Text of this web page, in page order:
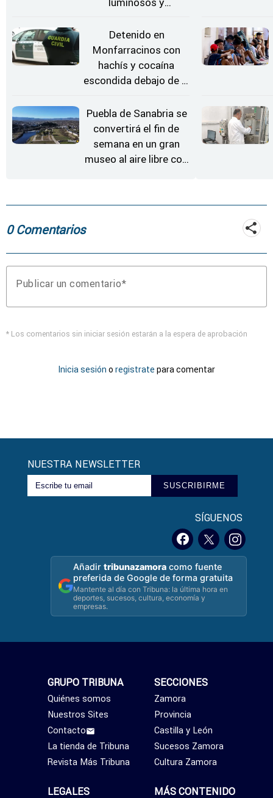
Estrellas
Detenido en
Monfarracinos con
hachís y cocaína
escondida debajo de la
coche
Puebla de Sanabria se
convertirá el fin de
semana en un gran
museo al aire libre con
0 Comentarios
Publicar un comentario
* Los comentarios sin iniciar sesión estarán a la espera de aprobación
Inicia sesión o registrate para comentar
NUESTRA NEWSLETTER
SUSCRIBIRME
SÍGUENOS
Añadirtribunazamora como fuente
preferida de Google de forma gratuita
Mantente al día con Tribuna: la última hora en
deportes, sucesos, cultura, economía y
empresas.
SECCIONES
Zamora
Provincia
Castilla y León
Sucesos Zamora
Cultura Zamora
MÁS CONTENIDO
GRUPO TRIBUNA
Quiénes somos
Nuestros Sites
Contacto
La tienda de Tribuna
Revista Más Tribuna
LEGALES